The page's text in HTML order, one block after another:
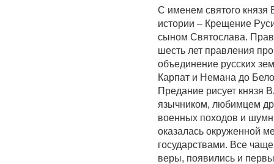
С именем святого князя
истории – Крещение
сыном Святослава.
шесть лет правления
объединение русских
Карпат и Немана до
Предание рисует князя
язычником, любимцем
военных походов и
оказалась окруженной
государствами. Все
веры, появились и